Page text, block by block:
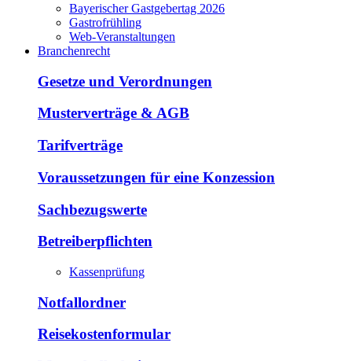
Bayerischer Gastgebertag 2026
Gastrofrühling
Web-Veranstaltungen
Branchenrecht
Gesetze und Verordnungen
Musterverträge & AGB
Tarifverträge
Voraussetzungen für eine Konzession
Sachbezugswerte
Betreiberpflichten
Kassenprüfung
Notfallordner
Reisekostenformular